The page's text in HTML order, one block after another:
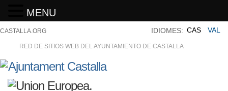
CASTALLA.ORG
RED DE SITIOS WEB DEL AYUNTAMIENTO DE CASTALLA
IDIOMES: CAS VAL
MENU